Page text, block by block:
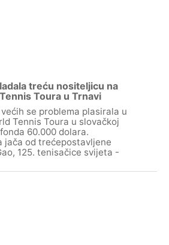
treću nositeljicu na
Toura u Trnavi
se problema plasirala u
Tennis Toura u slovačkoj
60.000 dolara.
jača od trećepostavljene
125. tenisačice svijeta -